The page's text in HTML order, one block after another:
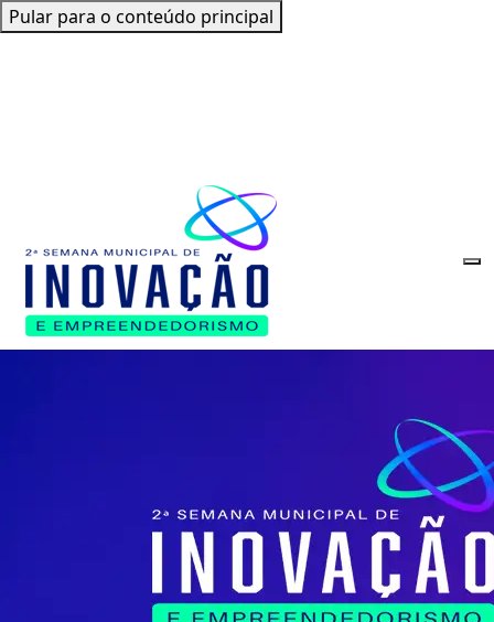
Pular para o conteúdo principal